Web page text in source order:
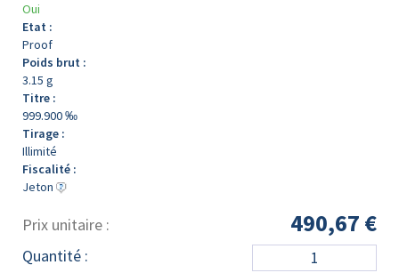
Oui
Etat :
Proof
Poids brut :
3.15 g
Titre :
999.900 ‰
Tirage :
Illimité
Fiscalité :
Jeton
Prix unitaire : 490,67 €
Quantité :